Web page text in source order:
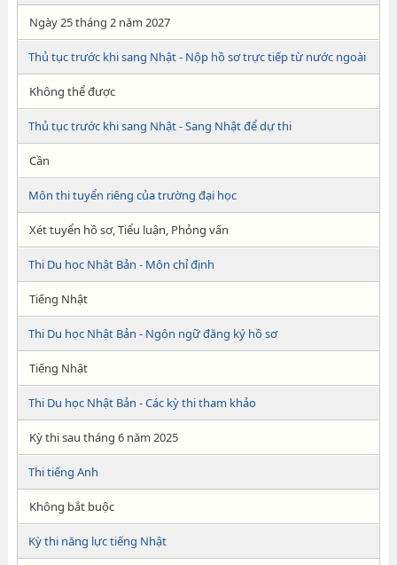
Ngày 25 tháng 2 năm 2027
Thủ tục trước khi sang Nhật - Nộp hồ sơ trực tiếp từ nước ngoài
Không thể được
Thủ tục trước khi sang Nhật - Sang Nhật để dự thi
Cần
Môn thi tuyển riêng của trường đại học
Xét tuyển hồ sơ, Tiểu luận, Phỏng vấn
Thi Du học Nhật Bản - Môn chỉ định
Tiếng Nhật
Thi Du học Nhật Bản - Ngôn ngữ đăng ký hồ sơ
Tiếng Nhật
Thi Du học Nhật Bản - Các kỳ thi tham khảo
Kỳ thi sau tháng 6 năm 2025
Thi tiếng Anh
Không bắt buộc
Kỳ thi năng lực tiếng Nhật